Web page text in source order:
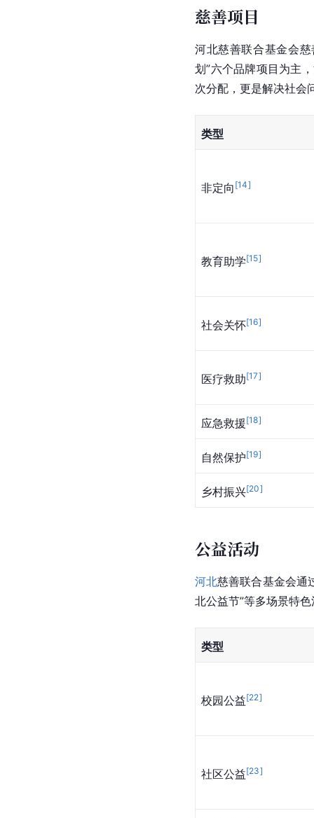
慈善项目
河北慈善联合基金会慈
划”六个品牌项目为主
次分配，更是解决社会
类型
非定向 [14]
教育助学[15]
社会关怀[16]
医疗救助[17]
应急救援[18]
自然保护[19]
乡村振兴[20]
公益活动
河北慈善联合基金会通
北公益节”等多场景特
类型
校园公益[22]
社区公益[23]